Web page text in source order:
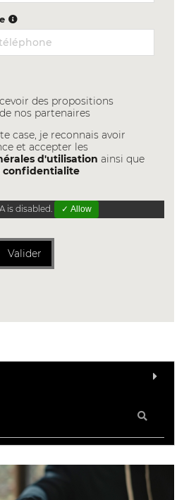
des propositions
nos partenaires
case, je reconnais avoir
et accepter les
d'utilisation ainsi que
confidentialite
is disabled. ✓ Allow
Valider